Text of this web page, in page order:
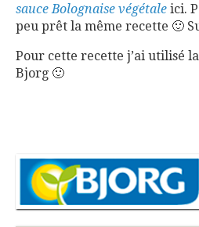
sauce Bolognaise végétale ici.
peu prêt la même recette 🙂
Pour cette recette j’ai utilisé
Bjorg 🙂